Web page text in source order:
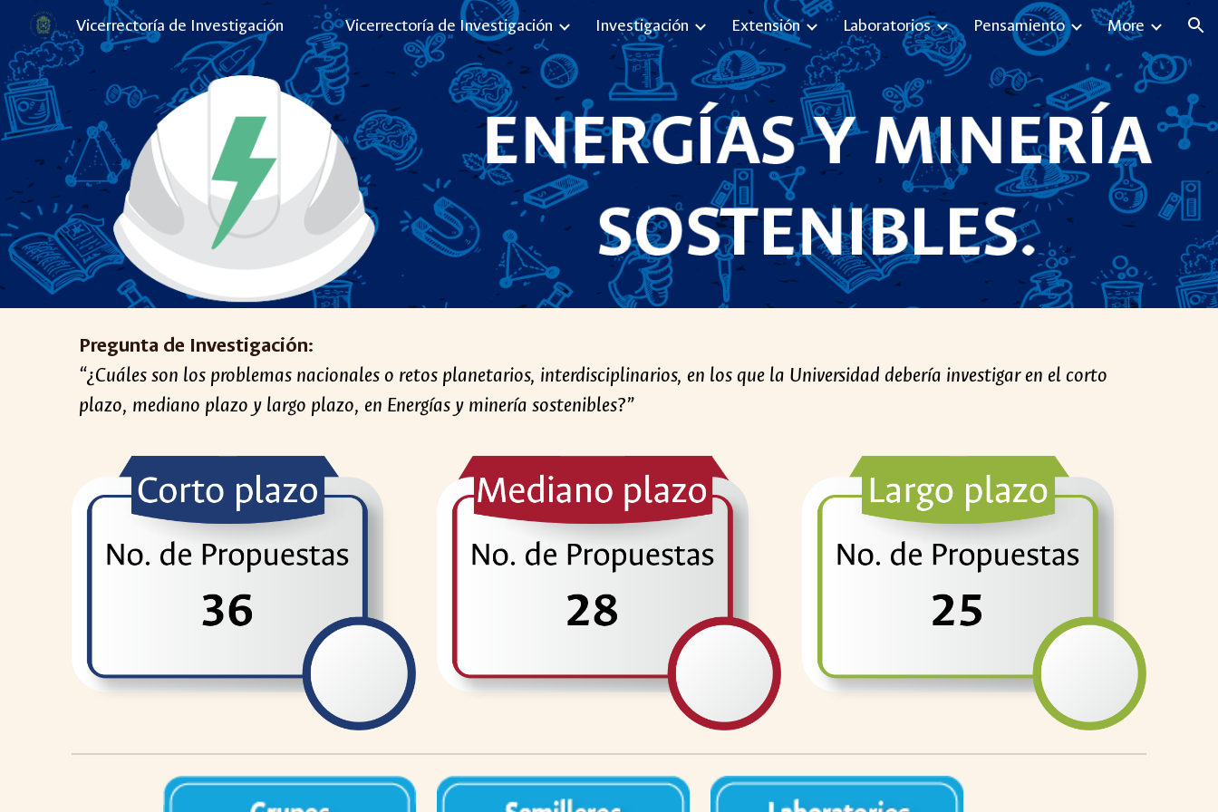
Skip to main content Skip to navigation
Vicerrectoría de Investigación Vicerrectoría de Investigación Investigación Extensión Laboratorios Pensamiento More
Pregunta de Investigación:
“¿Cuáles son los problemas nacionales o retos planetarios, interdisciplinarios, en los que la Universidad debería investigar en el corto
plazo, mediano plazo y largo plazo, en Energías y minería sostenibles?”